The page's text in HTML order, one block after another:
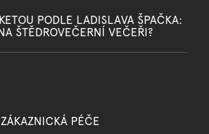
PODLE LADISLAVA ŠPAČKA:
ŠTĚDROVEČERNÍ VEČEŘI?
ZÁKAZNICKÁ PÉČE